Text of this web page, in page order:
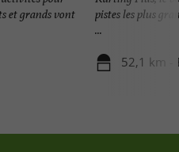
et grands vont
pistes les plus
...
52,1 km -